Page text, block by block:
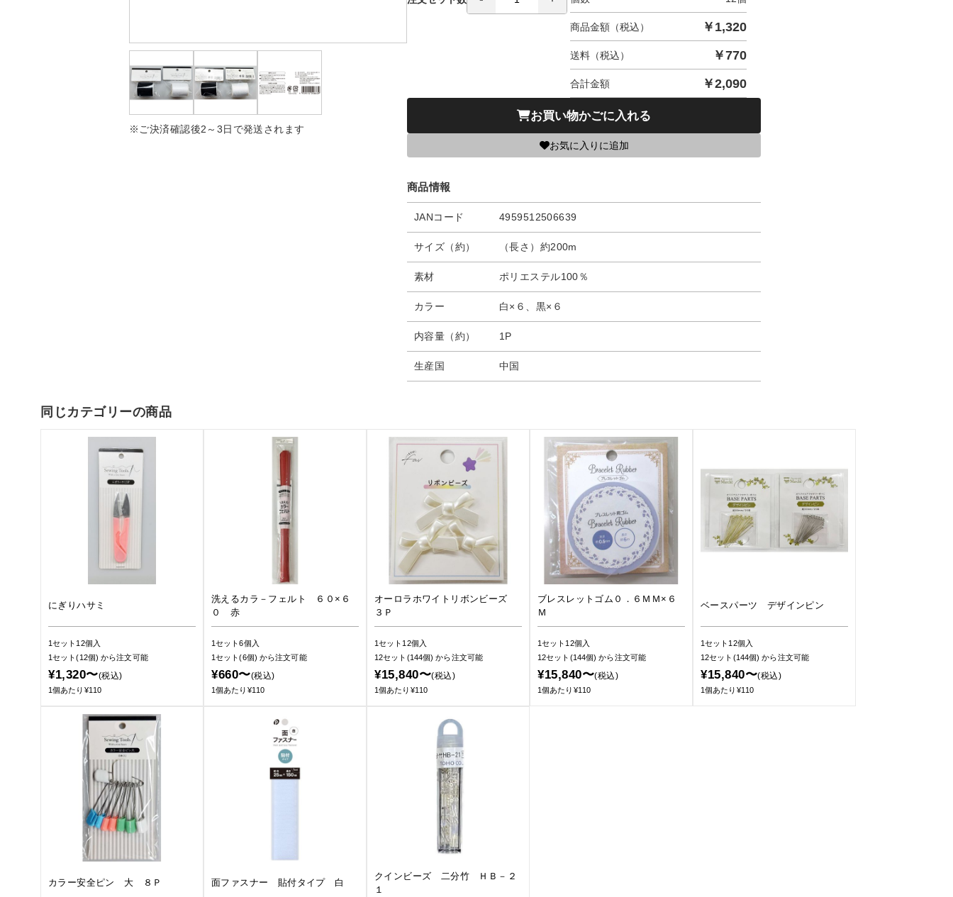
※ご決済確認後2～3日で発送されます
商品金額（税込） ￥ 1,320
送料（税込） ￥770
合計金額 ￥2,090
お買い物かごに入れる
お気に入りに追加
商品情報
JANコード 4959512506639
サイズ（約） （長さ）約200m
素材 ポリエステル100％
カラー 白×６、黒×６
内容量（約） 1P
生産国 中国
同じカテゴリーの商品
にぎりハサミ
1セット12個入
1セット(12個)から注文可能
¥1,320〜(税込)
1個あたり¥110
洗えるカラ－フェルト ６０×６
０ 赤
1セット6個入
1セット(6個) から注文可能
¥660〜(税込)
1個あたり¥110
オーロラホワイトリボンビーズ
３Ｐ
1セット12個入
12セット(144個)から注文可能
¥15,840〜(税込)
1個あたり¥110
ブレスレットゴム０．６ＭＭ×６
Ｍ
1セット12個入
12セット(144個)から注文可能
¥15,840〜(税込)
1個あたり¥110
ベースパーツ デザインピン
1セット12個入
12セット(144個)から注文可能
¥15,840〜(税込)
1個あたり¥110
カラー安全ピン 大 ８Ｐ 面ファスナー 貼付タイプ 白
クインビーズ 二分竹 ＨＢ－２
１